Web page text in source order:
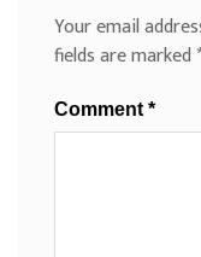
Your email
fields are marked
Comment *